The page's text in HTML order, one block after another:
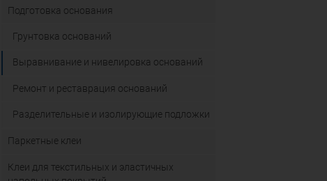
Подготовка основания
Грунтовка оснований
Выравнивание и нивелировка оснований
Ремонт и реставрация оснований
Разделительные и изолирующие подложки
Паркетные клеи
Клеи для текстильных и эластичных